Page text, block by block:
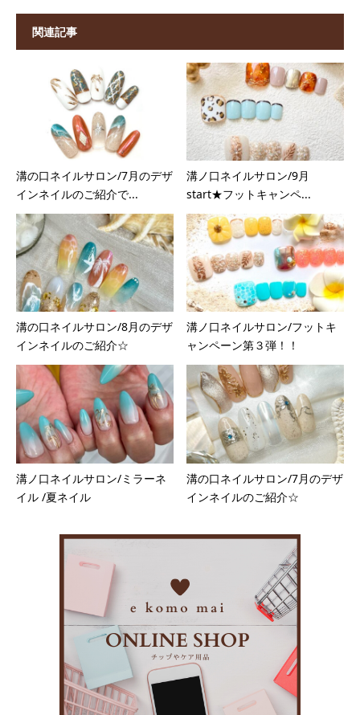
関連記事
溝の口ネイルサロン/7月のデザ
インネイルのご紹介で...
溝ノ口ネイルサロン/9月
start★フットキャンペ...
溝の口ネイルサロン/8月のデザ
インネイルのご紹介☆
溝ノ口ネイルサロン/フットキ
ャンペーン第３弾！！
溝ノ口ネイルサロン/ミラーネ
イル /夏ネイル
溝の口ネイルサロン/7月のデザ
インネイルのご紹介☆